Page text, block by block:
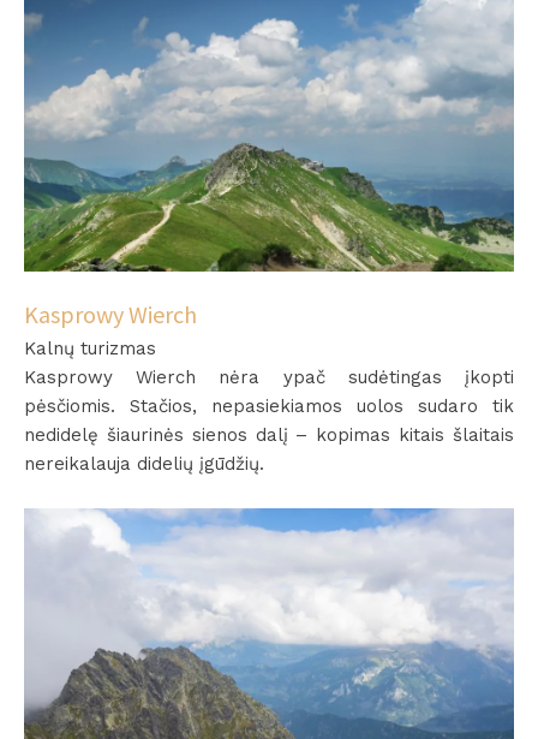
Kasprowy Wierch
Kalnų turizmas
Kasprowy Wierch nėra ypač sudėtingas įkopti
pėsčiomis. Stačios, nepasiekiamos uolos sudaro tik
nedidelę šiaurinės sienos dalį – kopimas kitais šlaitais
nereikalauja didelių įgūdžių.